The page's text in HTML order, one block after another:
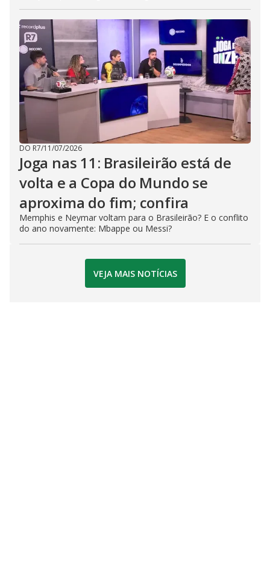
DO R7/11/07/2026
Joga nas 11: Brasileirão está de
volta e a Copa do Mundo se
aproxima do fim; confira
Memphis e Neymar voltam para o Brasileirão? E o conflito
do ano novamente: Mbappe ou Messi?
VEJA MAIS NOTÍCIAS